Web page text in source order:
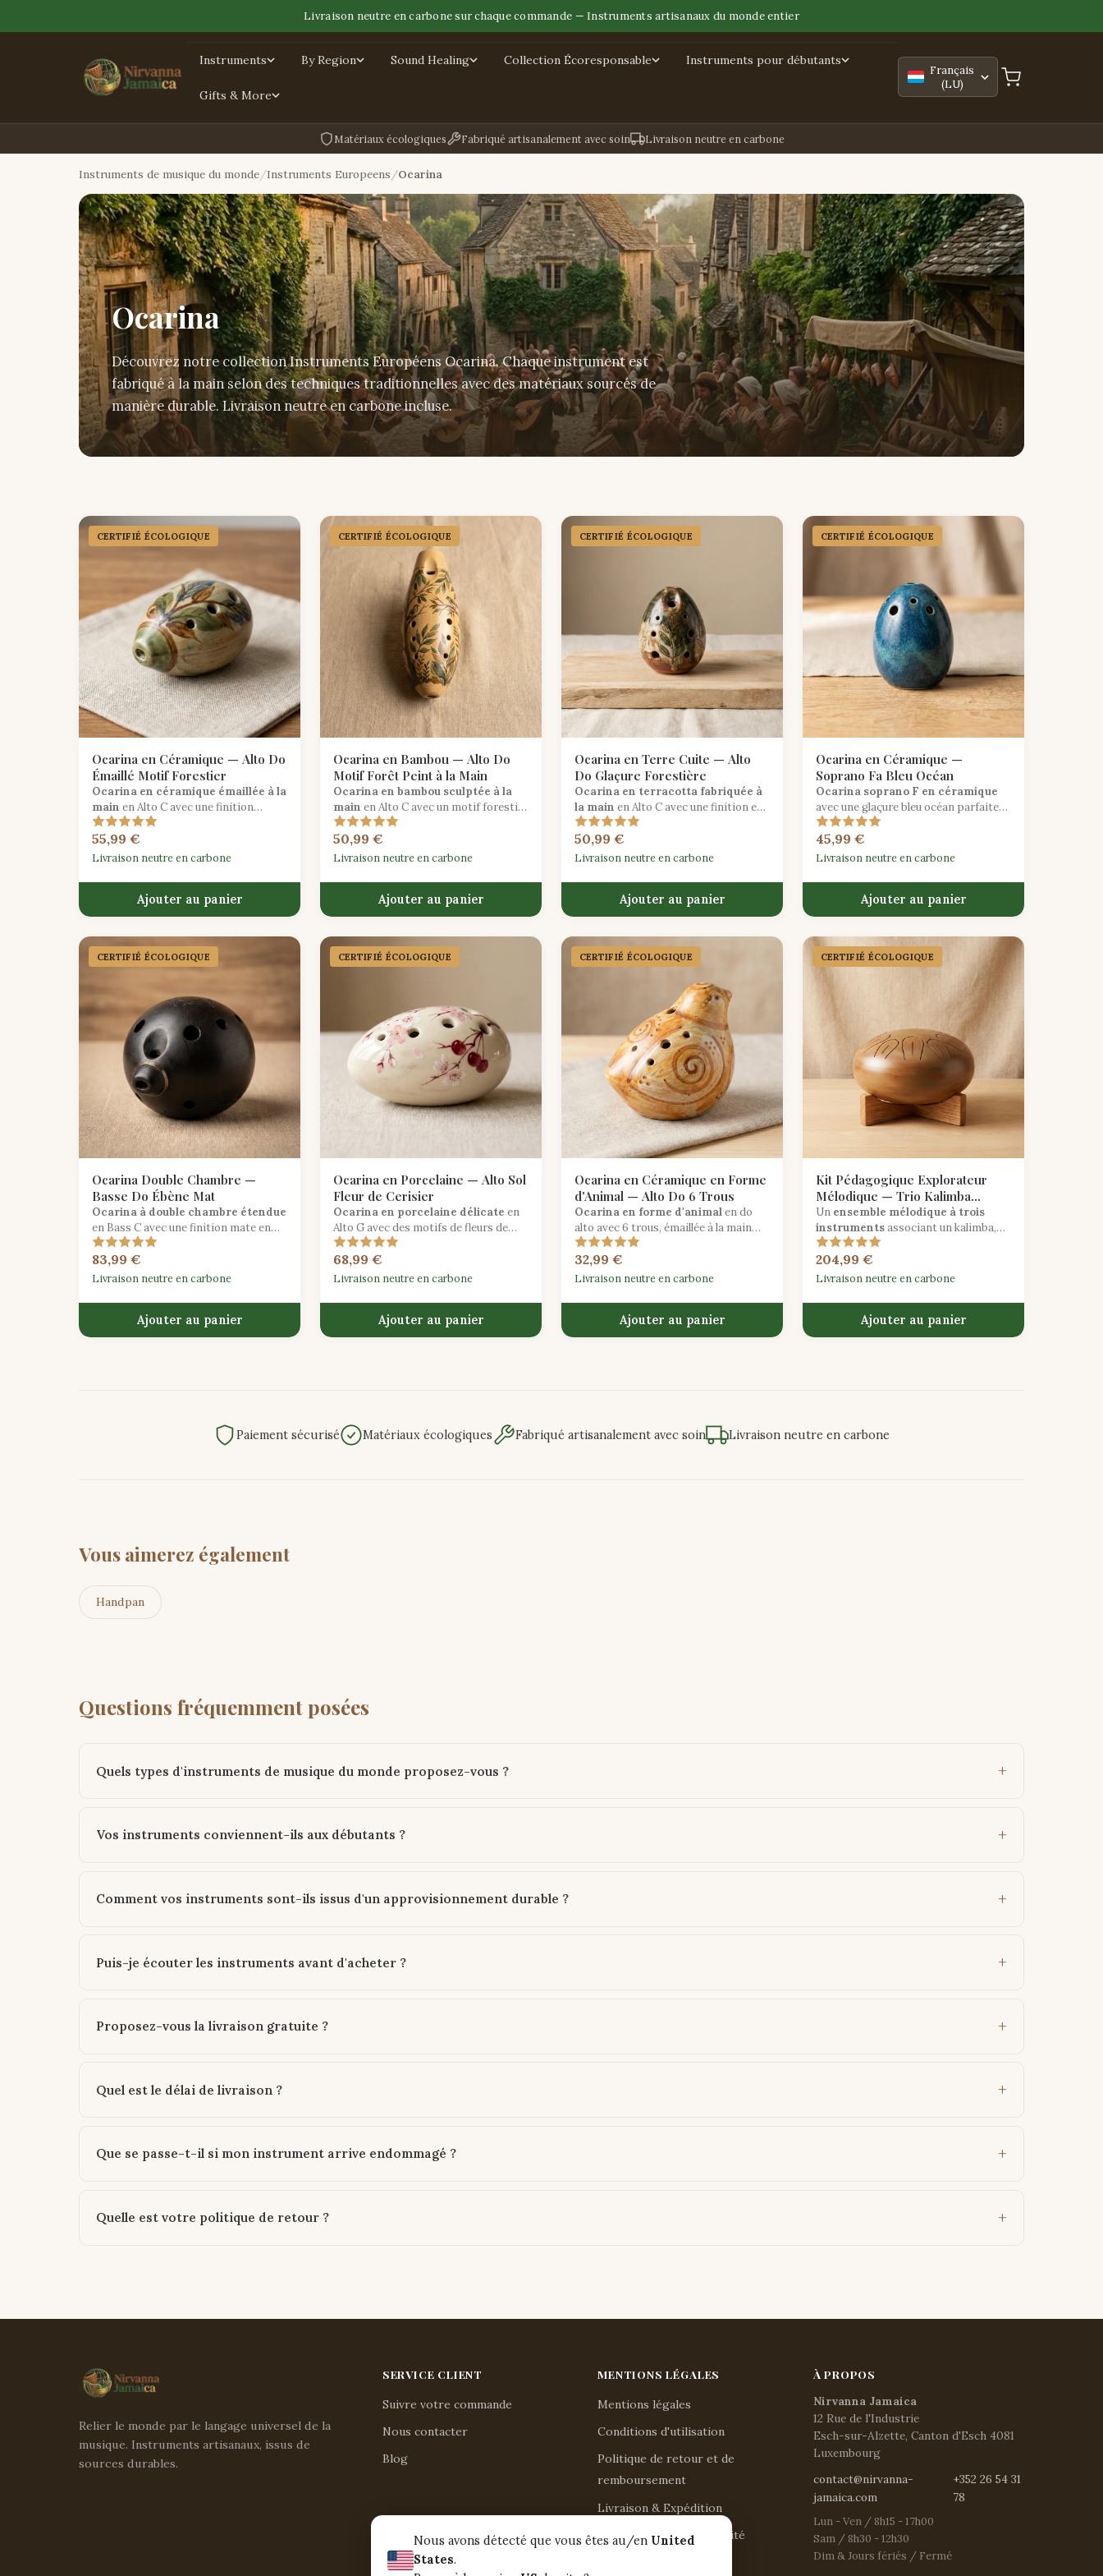
Livraison neutre en carbone sur chaque commande — Instruments artisanaux du monde entier
Instruments By Region Sound Healing Collection Écoresponsable Instruments pour débutants
Gifts & More
Français
(LU)
Nous avons détecté que vous êtes au/en United
States.
Matériaux écologiques Fabriqué artisanalement avec soin Livraison neutre en carbone
Instruments de musique du monde Instruments Europeens Ocarina
Ocarina
Découvrez notre collection Instruments Européens Ocarina. Chaque instrument est
fabriqué à la main selon des techniques traditionnelles avec des matériaux sourcés de
manière durable. Livraison neutre en carbone incluse.
CERTIFIÉ ÉCOLOGIQUE
Ocarina en Céramique — Alto Do
Émaillé Motif Forestier
Ocarina en céramique émaillée à la
main en Alto C avec une finition
inspirée de la forêt — un premier
instrument à vent enchanteur pour les
débutants.
55,99 €
Livraison neutre en carbone
Ajouter au panier
CERTIFIÉ ÉCOLOGIQUE
Ocarina en Bambou — Alto Do
Motif Forêt Peint à la Main
Ocarina en bambou sculptée à la
main en Alto C avec un motif forestier
inspiré de la nature, fabriquée à partir
de bambou cultivé de manière durable.
50,99 €
Livraison neutre en carbone
Ajouter au panier
CERTIFIÉ ÉCOLOGIQUE
Ocarina en Terre Cuite — Alto
Do Glaçure Forestière
Ocarina en terracotta fabriquée à
la main en Alto C avec une finition en
glaçure woodland chaleureuse
inspirée des anciennes traditions
folkloriques européennes.
50,99 €
Livraison neutre en carbone
Ajouter au panier
CERTIFIÉ ÉCOLOGIQUE
Ocarina en Céramique —
Soprano Fa Bleu Océan
Ocarina soprano F en céramique
avec une glaçure bleu océan parfaite
pour des mélodies vives et un jeu en
extérieur portable.
45,99 €
Livraison neutre en carbone
Ajouter au panier
CERTIFIÉ ÉCOLOGIQUE
Ocarina Double Chambre —
Basse Do Ébène Mat
Ocarina à double chambre étendue
en Bass C avec une finition mate en
ébène pour un répertoire avancé.
83,99 €
Livraison neutre en carbone
Ajouter au panier
CERTIFIÉ ÉCOLOGIQUE
Ocarina en Porcelaine — Alto Sol
Fleur de Cerisier
Ocarina en porcelaine délicate en
Alto G avec des motifs de fleurs de
cerisier peints à la main célébrant
l'artisanat des traditions céramiques
asiatiques.
68,99 €
Livraison neutre en carbone
Ajouter au panier
CERTIFIÉ ÉCOLOGIQUE
Ocarina en Céramique en Forme
d'Animal — Alto Do 6 Trous
Ocarina en forme d'animalen do
alto avec 6 trous, émaillée à la main
avec des finitions non toxiques pour
un jeu sûr et imaginatif.
32,99 €
Livraison neutre en carbone
Ajouter au panier
CERTIFIÉ ÉCOLOGIQUE
Kit Pédagogique Explorateur
Mélodique — Trio Kalimba
Ocarina & Tongue Drum
Un ensemble mélodique à trois
instrumentsassociant un kalimba,
une ocarina et un tambour à langue
avec des partitions et des cartes de
leçon pour une éducation axée sur la
204,99 €
Livraison neutre en carbone
Ajouter au panier
Paiement sécurisé Matériaux écologiques Fabriqué artisanalement avec soin Livraison neutre en carbone
Vous aimerez également
Handpan
Questions fréquemment posées
Quels types d'instruments de musique du monde proposez-vous ?
Vos instruments conviennent-ils aux débutants ?
Comment vos instruments sont-ils issus d'un approvisionnement durable ?
Puis-je écouter les instruments avant d'acheter ?
Proposez-vous la livraison gratuite ?
Quel est le délai de livraison ?
Que se passe-t-il si mon instrument arrive endommagé ?
Quelle est votre politique de retour ?
Relier le monde par le langage universel de la
musique. Instruments artisanaux, issus de
sources durables.
SERVICE CLIENT
Suivre votre commande
Nous contacter
Blog
MENTIONS LÉGALES
Mentions légales
Conditions d'utilisation
Politique de retour et de
remboursement
Livraison & Expédition
Politique de confidentialité
À PROPOS
Nirvanna Jamaica
12 Rue de l'Industrie
Esch-sur-Alzette, Canton d'Esch 4081
Luxembourg
contact@nirvanna-
jamaica.com
+352 26 54 31
78
Lun - Ven / 8h15 - 17h00
Sam / 8h30 - 12h30
Dim & Jours fériés / Fermé